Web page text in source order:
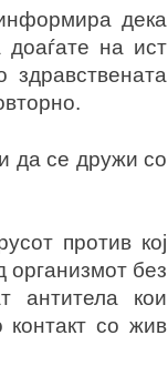
дека
доаѓате на ист
да се дружи со
против кој
организмот без
антитела кои
со жив